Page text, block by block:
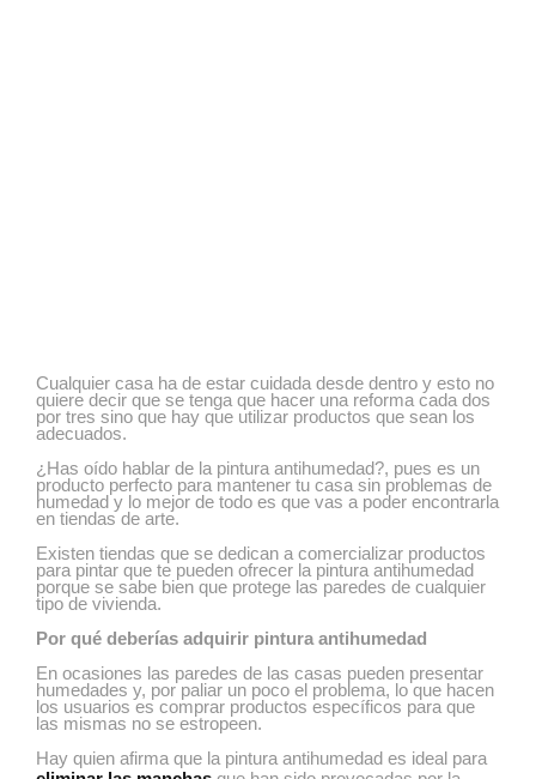
Cualquier casa ha de estar cuidada desde dentro y esto no
quiere decir que se tenga que hacer una reforma cada dos
por tres sino que hay que utilizar productos que sean los
adecuados.
¿Has oído hablar de la pintura antihumedad?, pues es un
producto perfecto para mantener tu casa sin problemas de
humedad y lo mejor de todo es que vas a poder encontrarla
en tiendas de arte.
Existen tiendas que se dedican a comercializar productos
para pintar que te pueden ofrecer la pintura antihumedad
porque se sabe bien que protege las paredes de cualquier
tipo de vivienda.
Por qué deberías adquirir pintura antihumedad
En ocasiones las paredes de las casas pueden presentar
humedades y, por paliar un poco el problema, lo que hacen
los usuarios es comprar productos específicos para que
las mismas no se estropeen.
Hay quien afirma que la pintura antihumedad es ideal para